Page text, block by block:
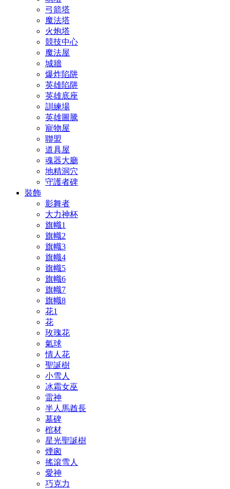
弓箭塔
魔法塔
火炮塔
競技中心
魔法屋
城牆
爆炸陷阱
英雄陷阱
英雄底座
訓練場
英雄圖騰
寵物屋
聯盟
道具屋
魂器大廳
地精洞穴
守護者碑
裝飾
影舞者
大力神杯
旗幟1
旗幟2
旗幟3
旗幟4
旗幟5
旗幟6
旗幟7
旗幟8
花1
花
玫瑰花
氣球
情人花
聖誕樹
小雪人
冰霜女巫
雷神
半人馬酋長
墓碑
棺材
星光聖誕樹
煙囪
搖滾雪人
愛神
巧克力